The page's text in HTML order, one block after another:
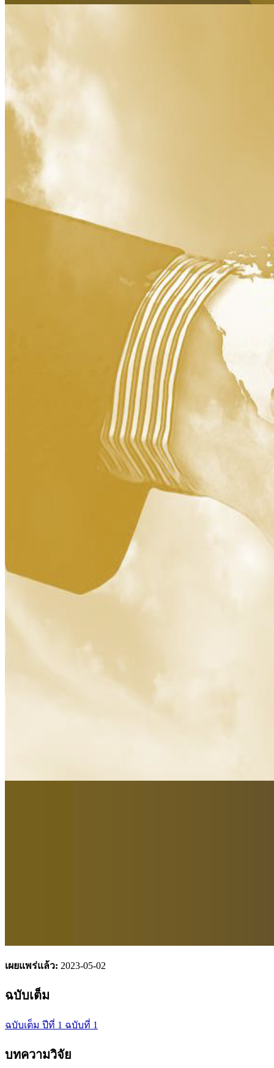
เผยแพร่แล้ว: 2023-05-02
ฉบับเต็ม
ฉบับเต็ม ปีที่ 1 ฉบับที่ 1
บทความวิจัย